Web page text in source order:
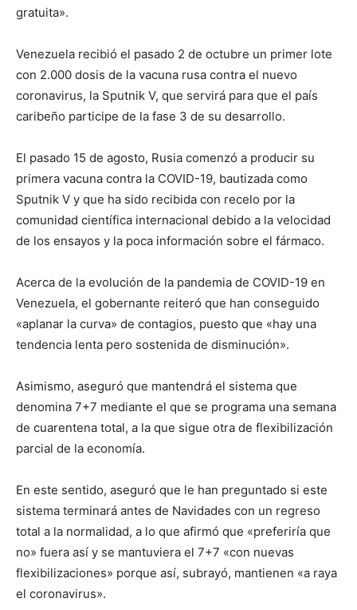
gratuita».
Venezuela recibió el pasado 2 de octubre un primer lote
con 2.000 dosis de la vacuna rusa contra el nuevo
coronavirus, la Sputnik V, que servirá para que el país
caribeño participe de la fase 3 de su desarrollo.
El pasado 15 de agosto, Rusia comenzó a producir su
primera vacuna contra la COVID-19, bautizada como
Sputnik V y que ha sido recibida con recelo por la
comunidad científica internacional debido a la velocidad
de los ensayos y la poca información sobre el fármaco.
Acerca de la evolución de la pandemia de COVID-19 en
Venezuela, el gobernante reiteró que han conseguido
«aplanar la curva» de contagios, puesto que «hay una
tendencia lenta pero sostenida de disminución».
Asimismo, aseguró que mantendrá el sistema que
denomina 7+7 mediante el que se programa una semana
de cuarentena total, a la que sigue otra de flexibilización
parcial de la economía.
En este sentido, aseguró que le han preguntado si este
sistema terminará antes de Navidades con un regreso
total a la normalidad, a lo que afirmó que «preferiría que
no» fuera así y se mantuviera el 7+7 «con nuevas
flexibilizaciones» porque así, subrayó, mantienen «a raya
el coronavirus».